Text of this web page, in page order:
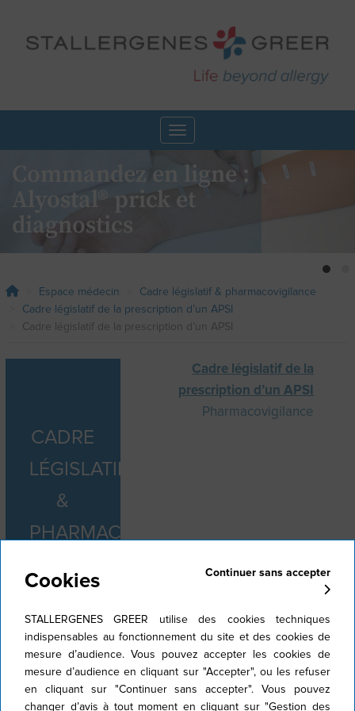
contenu
Toggle navigation
Commandez en ligne :
Alyostal® prick et
diagnostics
Espace médecin
Cadre législatif & pharmacovigilance
Cadre législatif de la prescription d’un APSI
Cadre législatif de la prescription d’un APSI
CADRE
LÉGISLATIF
&
PHARMACOVIGILANCE
Cadre législatif de la
prescription d’un APSI
Pharmacovigilance
CADRE LÉGISLATIF DE
LA PRESCRIPTION D’UN
Cookies Continuer sans accepter
STALLERGENES GREER utilise des cookies techniques
indispensables au fonctionnement du site et des cookies de
mesure d’audience. Vous pouvez accepter les cookies de
mesure d’audience en cliquant sur "Accepter", ou les refuser
en cliquant sur "Continuer sans accepter". Vous pouvez
changer d’avis à tout moment en cliquant sur "Gestion des